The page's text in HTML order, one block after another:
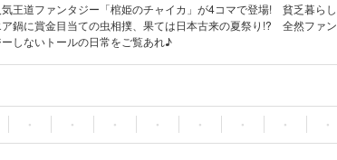
気王道ファンタジー「棺姫のチャイカ」が4コマで登場! 貧乏暮らし
鍋に賞金目当ての虫相撲、果ては日本古来の夏祭り!? 全然ファン
ーしないトールの日常をご覧あれ♪
・ ・ ・ ・ ・ ・ ・ ・